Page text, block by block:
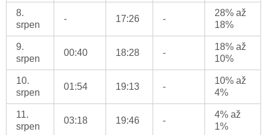
8.
srpen
- 17:26 -
28% až
18%
9.
srpen
00:40 18:28 -
18% až
10%
10.
srpen
01:54 19:13 -
10% až
4%
11.
srpen
03:18 19:46 -
4% až
1%